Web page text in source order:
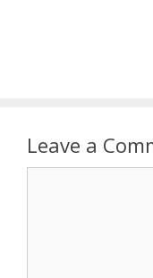
Leave a